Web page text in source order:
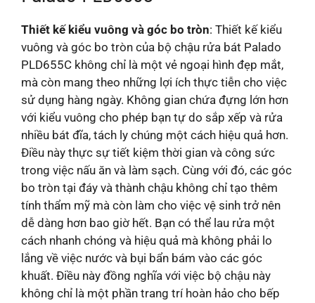
Thiết kế kiểu vuông và góc bo tròn: Thiết kế kiểu
vuông và góc bo tròn của bộ chậu rửa bát Palado
PLD655C không chỉ là một vẻ ngoại hình đẹp mắt,
mà còn mang theo những lợi ích thực tiễn cho việc
sử dụng hàng ngày. Không gian chứa đựng lớn hơn
với kiểu vuông cho phép bạn tự do sắp xếp và rửa
nhiều bát đĩa, tách ly chúng một cách hiệu quả hơn.
Điều này thực sự tiết kiệm thời gian và công sức
trong việc nấu ăn và làm sạch. Cùng với đó, các góc
bo tròn tại đáy và thành chậu không chỉ tạo thêm
tính thẩm mỹ mà còn làm cho việc vệ sinh trở nên
dễ dàng hơn bao giờ hết. Bạn có thể lau rửa một
cách nhanh chóng và hiệu quả mà không phải lo
lắng về việc nước và bụi bẩn bám vào các góc
khuất. Điều này đồng nghĩa với việc bộ chậu này
không chỉ là một phần trang trí hoàn hảo cho bếp